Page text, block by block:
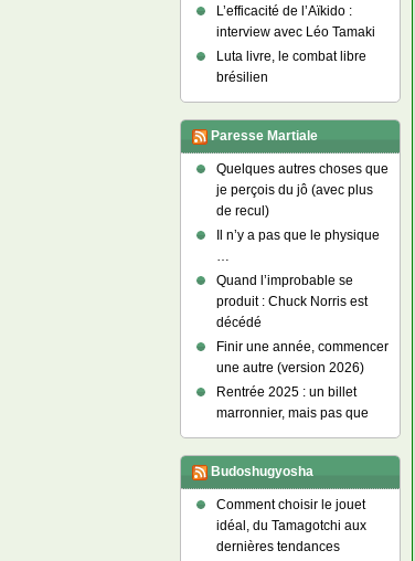
L’efficacité de l’Aïkido :
interview avec Léo Tamaki
Luta livre, le combat libre
brésilien
Paresse Martiale
Quelques autres choses que
je perçois du jô (avec plus
de recul)
Il n’y a pas que le physique
…
Quand l’improbable se
produit : Chuck Norris est
décédé
Finir une année, commencer
une autre (version 2026)
Rentrée 2025 : un billet
marronnier, mais pas que
Budoshugyosha
Comment choisir le jouet
idéal, du Tamagotchi aux
dernières tendances